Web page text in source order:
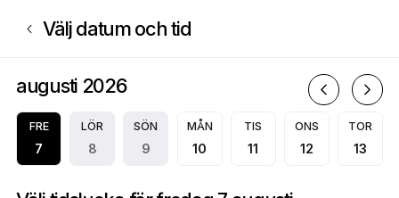
Välj datum och tid
augusti 2026
FRE
7
LÖR
8
SÖN
9
MÅN
10
TIS
11
ONS
12
TOR
13